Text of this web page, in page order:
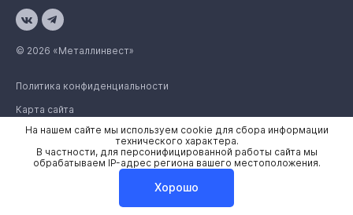
© 2026 «Металлинвест»
Политика конфиденциальности
Карта сайта
На нашем сайте мы используем cookie для сбора информации
технического характера.
В частности, для персонифицированной работы сайта мы
обрабатываем IP-адрес региона вашего местоположения.
Хорошо